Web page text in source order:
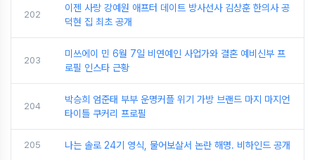
202
이젠 사랑 강예원 애프터 데이트 방사선사 김상훈 한의사 공
덕현 집 최초 공개
203
미쓰에이 민 6월 7일 비연예인 사업가와 결혼 예비신부 프
로필 인스타 근황
204
박승희 엄준태 부부 운명커플 위기 가방 브랜드 마지 마지언
타이틀 쿠커리 프로필
205 나는 솔로 24기 영식, 물어보살서 논란 해명. 비하인드 공개